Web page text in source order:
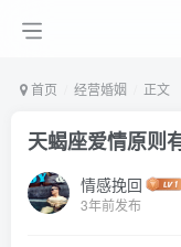
首页 经营婚姻 正文
天蝎座爱情原则
情感挽回
3年前发布